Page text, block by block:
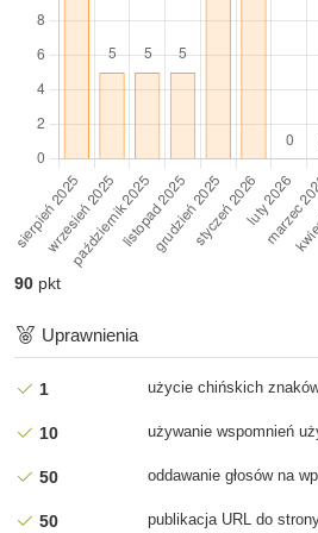
2025-12-05 13:05
Dzyszla napisał(a): @Witold Jaworski
może już UPO 4.3? (ze zna...
5 pkt za Ocena postu
2025-11-19 18:54
Przekazuję "do ogólnego użytku"
arkusz XSL do wizualizacji a...
5 pkt
2025-10-24 15:38
Przekazuję "do ogólnego użytku"
arkusz XSL do wizualizacji a...
2025-09-03 12:55
Okazuje się, że udostępniony
numerów KSeF nie dzia...
90 pkt
Uprawnienia
1 użycie chińskich
10 używanie wspomnień
50 oddawanie głosów na
50 publikacja URL do